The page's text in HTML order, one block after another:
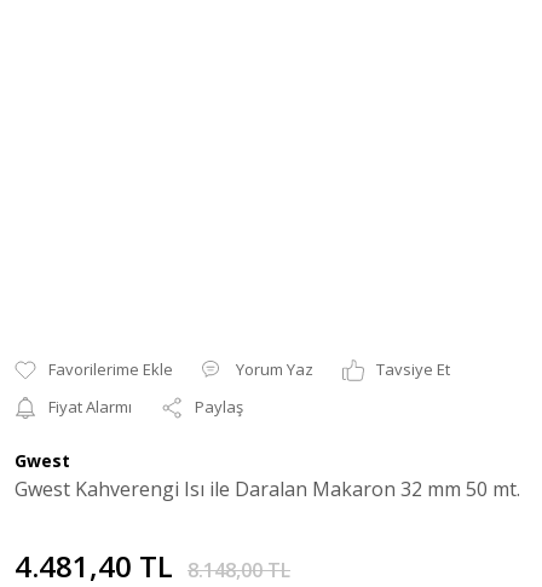
Yorum Yaz
Tavsiye Et
Fiyat Alarmı
Paylaş
Gwest
Gwest Kahverengi Isı ile Daralan Makaron 32 mm 50 mt.
4.481,40 TL 8.148,00 TL